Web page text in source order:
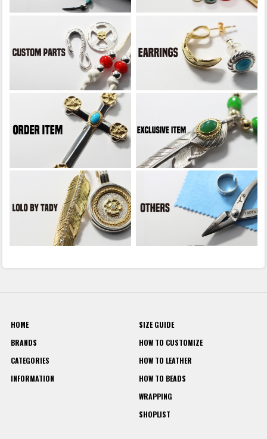
HOME
BRANDS
CATEGORIES
INFORMATION
SIZE GUIDE
HOW TO CUSTOMIZE
HOW TO LEATHER
HOW TO BEADS
WRAPPING
SHOPLIST